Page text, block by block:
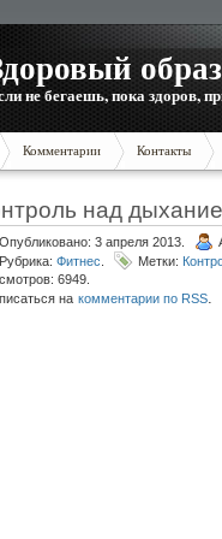
не бегаешь, пока здоров,
Комментарии Контакты
над
Опубликовано: 3 апреля 2013.
Рубрика: Фитнес Метки:
6949.
на комментарии по RSS.